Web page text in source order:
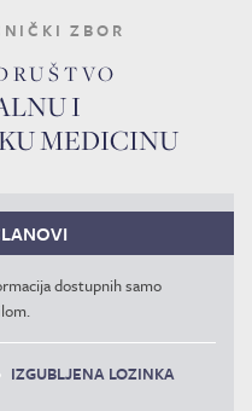
ZBOR
I
MEDICINU
dostupnih samo
IZGUBLJENA LOZINKA